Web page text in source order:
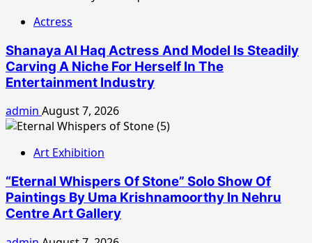
Actress
Shanaya Al Haq Actress And Model Is Steadily
Carving A Niche For Herself In The
Entertainment Industry
admin August 7, 2026
Art Exhibition
“Eternal Whispers Of Stone” Solo Show Of
Paintings By Uma Krishnamoorthy In Nehru
Centre Art Gallery